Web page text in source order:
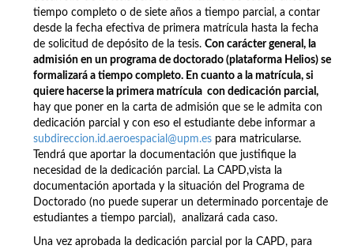
tiempo completo o de siete años a tiempo parcial, a contar
desde la fecha efectiva de primera matrícula hasta la fecha
de solicitud de depósito de la tesis. Con carácter general, la
admisión en un programa de doctorado (plataforma Helios) se
formalizará a tiempo completo. En cuanto a la matrícula, si
quiere hacerse la primera matrícula con dedicación parcial,
hay que poner en la carta de admisión que se le admita con
dedicación parcial y con eso el estudiante debe informar a
subdireccion.id.aeroespacial@upm.es para matricularse.
Tendrá que aportar la documentación que justifique la
necesidad de la dedicación parcial. La CAPD,vista la
documentación aportada y la situación del Programa de
Doctorado (no puede superar un determinado porcentaje de
estudiantes a tiempo parcial), analizará cada caso.
Una vez aprobada la dedicación parcial por la CAPD, para